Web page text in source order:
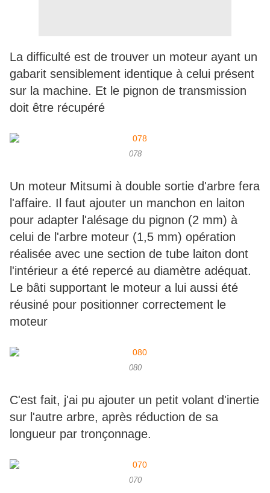
La difficulté est de trouver un moteur ayant un
gabarit sensiblement identique à celui présent
sur la machine. Et le pignon de transmission
doit être récupéré
078
Un moteur Mitsumi à double sortie d'arbre fera
l'affaire. Il faut ajouter un manchon en laiton
pour adapter l'alésage du pignon (2 mm) à
celui de l'arbre moteur (1,5 mm) opération
réalisée avec une section de tube laiton dont
l'intérieur a été repercé au diamètre adéquat.
Le bâti supportant le moteur a lui aussi été
réusiné pour positionner correctement le
moteur
080
C'est fait, j'ai pu ajouter un petit volant d'inertie
sur l'autre arbre, après réduction de sa
longueur par tronçonnage.
070